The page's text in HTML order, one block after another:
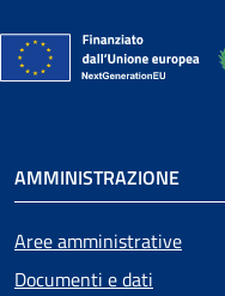
AMMINISTRAZIONE
Aree amministrative
Documenti e dati